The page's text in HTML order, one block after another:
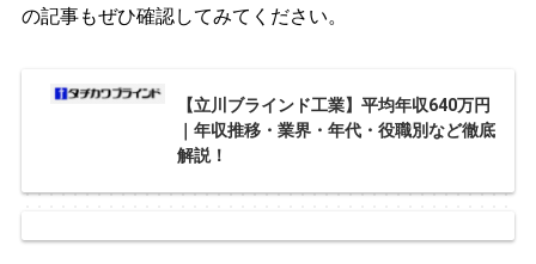
の記事もぜひ確認してみてください。
【立川ブラインド工業】平均年収640万円
｜年収推移・業界・年代・役職別など徹底
解説！